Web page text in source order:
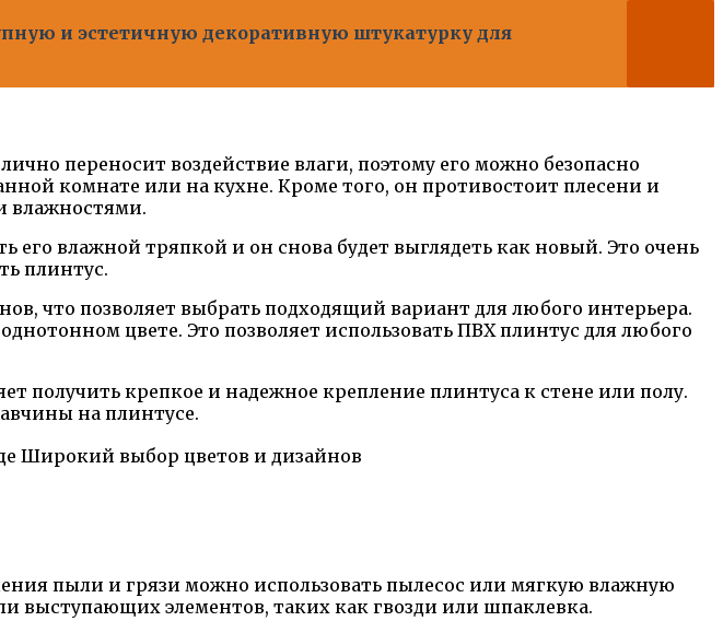
и эстетичную декоративную штукатурку для
переносит воздействие влаги, поэтому его можно безопасно
комнате или на кухне. Кроме того, он противостоит плесени и
влажностями.
его влажной тряпкой и он снова будет выглядеть как новый. Это очень
плинтус.
что позволяет выбрать подходящий вариант для любого интерьера.
цвете. Это позволяет использовать ПВХ плинтус для любого
получить крепкое и надежное крепление плинтуса к стене или полу.
на плинтусе.
Широкий выбор цветов и дизайнов
пыли и грязи можно использовать пылесос или мягкую влажную
выступающих элементов, таких как гвозди или шпаклевка.